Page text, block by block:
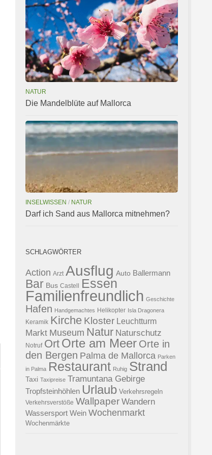
NATUR
Die Mandelblüte auf Mallorca
INSELWISSEN / NATUR
Darf ich Sand aus Mallorca mitnehmen?
SCHLAGWÖRTER
Action Arzt Ausflug Auto Ballermann
Bar Bus Castell Essen
Familienfreundlich Geschichte
Hafen Handgemachtes Helikopter Isla Dragonera
Keramik Kirche Kloster Leuchtturm
Markt Museum Natur Naturschutz
Notruf Ort Orte am Meer Orte in
den Bergen Palma de Mallorca Parken
in Palma Restaurant Ruhig Strand
Taxi Taxipreise Tramuntana Gebirge
Tropfsteinhöhlen Urlaub Verkehrsregeln
Verkehrsverstöße Wallpaper Wandern
Wassersport Wein Wochenmarkt
Wochenmärkte